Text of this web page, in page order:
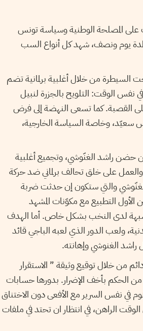
على المصلحة الوطنية وسياسة تونس
يوم ونصف، شهد كل أنواع السب
من خلال أغلبية برلمانية تضم
نفس الوقت: التلويح بالجزرة لنبيل
على القصبة. كما تسعى النهضة إلى فرض
سعيّد، وخاصة السياسة الخارجية،
حضن راشد الغنّوشي، وتجميع أغلبية
والعمل على خلق تحالف برلماني ضد حركة
والتي ستكون إن حدثت ضربة
التطبيع مع مكوّنات المشهد
لدى النخب بشكل خاص. أما الهدف
ولعب الدور الذي لعبه الباجي قائد
من خلال توقيع وثيقة ” الاستقرار
الحكم بأخف الإضرار. بدورها حسابات
في نفس السرير مع الأفعى دون الاختناق
الراهن، في انتظار ان تحتد في ملفات